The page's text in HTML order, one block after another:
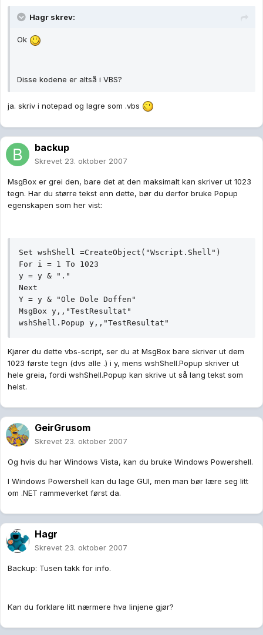
Hagr skrev:
Ok
Disse kodene er altså i VBS?
ja. skriv i notepad og lagre som .vbs
backup
Skrevet 23. oktober 2007
MsgBox er grei den, bare det at den maksimalt kan skriver ut 1023
tegn. Har du større tekst enn dette, bør du derfor bruke Popup
egenskapen som her vist:
Set wshShell =CreateObject("Wscript.Shell")
For i = 1 To 1023
y = y & "."
Next
Y = y & "Ole Dole Doffen"
MsgBox y,,"TestResultat"
wshShell.Popup y,,"TestResultat"
Kjører du dette vbs-script, ser du at MsgBox bare skriver ut dem
1023 første tegn (dvs alle .) i y, mens wshShell.Popup skriver ut
hele greia, fordi wshShell.Popup kan skrive ut så lang tekst som
helst.
GeirGrusom
Skrevet 23. oktober 2007
Og hvis du har Windows Vista, kan du bruke Windows Powershell.
I Windows Powershell kan du lage GUI, men man bør lære seg litt
om .NET rammeverket først da.
Hagr
Skrevet 23. oktober 2007
Backup: Tusen takk for info.
Kan du forklare litt nærmere hva linjene gjør?